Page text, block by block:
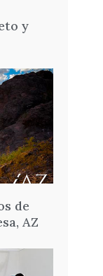
y
de
AZ